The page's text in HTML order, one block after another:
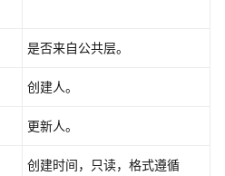
是否来自公共层。
创建人。
更新人。
创建时间，只读，格式遵循